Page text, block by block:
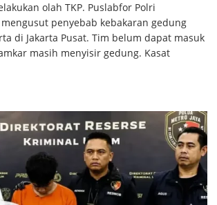
olah TKP. Puslabfor Polri
penyebab kebakaran gedung
di Jakarta Pusat. Tim belum dapat masuk
masih menyisir gedung. Kasat